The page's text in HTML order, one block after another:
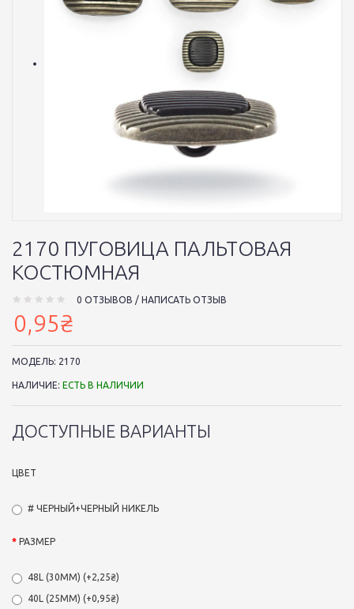
2170 ПУГОВИЦА ПАЛЬТОВАЯ
КОСТЮМНАЯ
0 ОТЗЫВОВ / НАПИСАТЬ ОТЗЫВ
0,95₴
МОДЕЛЬ: 2170
НАЛИЧИЕ: ЕСТЬ В НАЛИЧИИ
ДОСТУПНЫЕ ВАРИАНТЫ
ЦВЕТ
# ЧЕРНЫЙ+ЧЕРНЫЙ НИКЕЛЬ
РАЗМЕР
48L (30ММ) (+2,25₴)
40L (25ММ) (+0,95₴)